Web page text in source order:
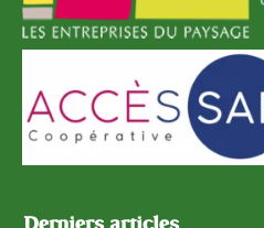
Derniers articles